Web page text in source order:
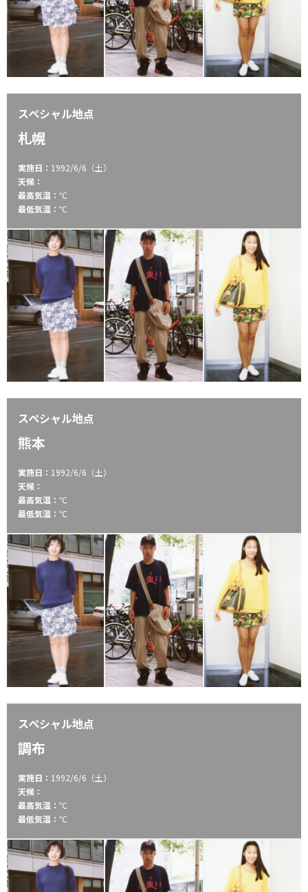
スペシャル地点
札幌
実施日： 1992/6/6（土）
天候：
最高気温： ℃
最低気温： ℃
スペシャル地点
熊本
実施日： 1992/6/6（土）
天候：
最高気温： ℃
最低気温： ℃
スペシャル地点
調布
実施日： 1992/6/6（土）
天候：
最高気温： ℃
最低気温： ℃